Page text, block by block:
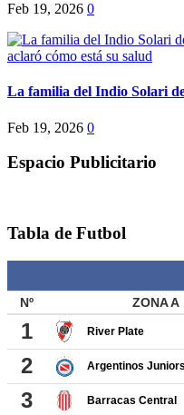
Feb 19, 2026 0
La familia del Indio Solari
Feb 19, 2026 0
Espacio Publicitario
Tabla de Futbol